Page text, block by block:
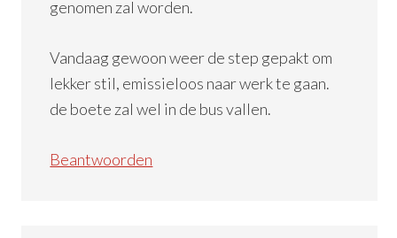
genomen zal worden.
Vandaag gewoon weer de step gepakt om
lekker stil, emissieloos naar werk te gaan.
de boete zal wel in de bus vallen.
Beantwoorden